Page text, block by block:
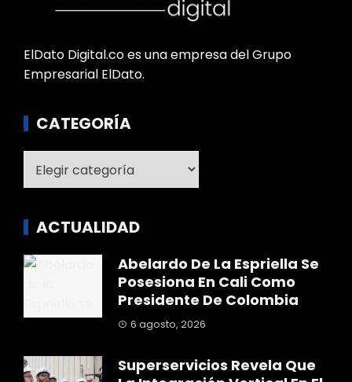
ElDato Digital.co es una empresa del Grupo
Empresarial ElDato.
CATEGORÍA
ACTUALIDAD
Abelardo De La Espriella Se
Posesiona En Cali Como
Presidente De Colombia
6 agosto, 2026
Superservicios Revela Que